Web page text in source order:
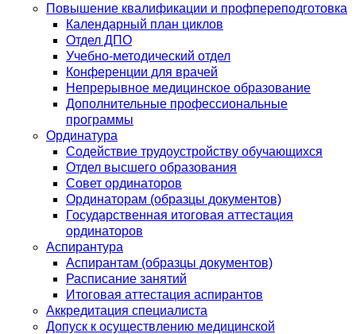
Повышение квалификации и профпереподготовка
Календарный план циклов
Отдел ДПО
Учебно-методический отдел
Конференции для врачей
Непрерывное медицинское образование
Дополнительные профессиональные
программы
Ординатура
Содействие трудоустройству обучающихся
Отдел высшего образования
Совет ординаторов
Ординаторам (образцы документов)
Государственная итоговая аттестация
ординаторов
Аспирантура
Аспирантам (образцы документов)
Расписание занятий
Итоговая аттестация аспирантов
Аккредитация специалиста
Допуск к осуществлению медицинской